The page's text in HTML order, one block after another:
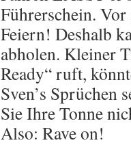
Führerschein.
Feiern! Deshalb
abholen. Kleiner
Ready“ ruft,
Sven’s Sprüchen
Sie Ihre Tonne
Also: Rave on!